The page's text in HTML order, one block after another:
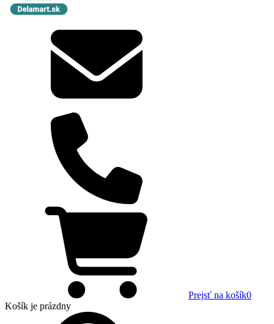
Prejsť na košík0
Košík je prázdny